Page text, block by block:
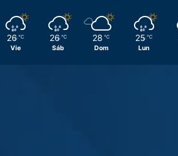
26 ℃
Vie
26 ℃
Sáb
28 ℃
Dom
25 ℃
Lun